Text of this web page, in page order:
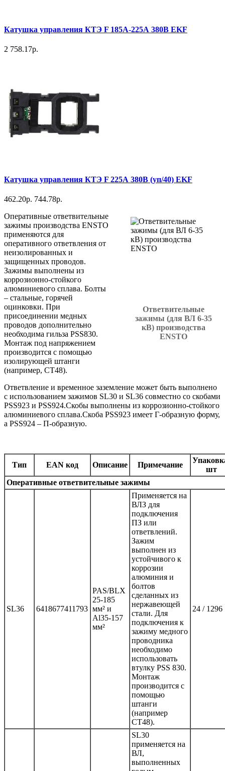
Катушка управления КТЭ F 185А-225А 380В EKF
2 758.17р.
Катушка управления КТЭ F 225А 380В (уп/40) EKF
462.20р. 744.78р.
Ответвительные
зажимы (для ВЛ 6-35
кВ) производства
ENSTO
Оперативные ответвительные
зажимы производства ENSTO
применяются для
оперативного ответвления от
неизолированных и
защищенных проводов.
Зажимы выполнены из
коррозионно-стойкого
алюминиевого сплава. Болты
– стальные, горячей
оцинковки. При
присоединении медных
проводов дополнительно
необходима гильза PSS830.
Монтаж под напряжением
производится с помощью
изолирующей штанги
(например, СТ48).
Ответвление и временное заземление может быть выполнено
с использованием зажимов SL30 и SL36 совместно со скобами
PSS923 и PSS924.Скобы выполнены из коррозионно-стойкого
алюминиевого сплава.Скоба PSS923 имеет Г-образную форму,
a PSS924 – П-образную.
Тип EAN код Описание Примечание
шт
Оперативные ответвительные зажимы
SL36 6418677411793
PAS/BLX
25-185
мм² и
Al35-157
мм²
Применяется на
ВЛЗ для
подключения
ПЗ или
ответвлений.
Зажим
выполнен из
устойчивого к
коррозии
алюминия и
болтов
сделанных из
нержавеющей
стали. Для
подключения к
зажиму медного
проводника
необходимо
использовать
втулку PSS 830.
Монтаж
производится с
помощью
штанги
(например
СТ48).
24 / 1296
SL30
применяется на
ВЛ,
выполненных